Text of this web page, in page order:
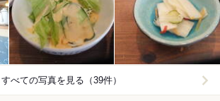
すべての写真を見る（39件）